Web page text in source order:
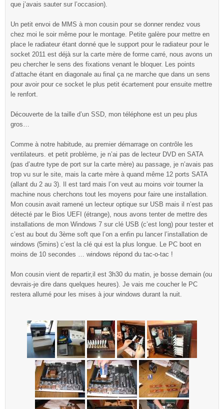
que j’avais sauter sur l’occasion).
Un petit envoi de MMS à mon cousin pour se donner rendez vous
chez moi le soir même pour le montage. Petite galère pour mettre en
place le radiateur étant donné que le support pour le radiateur pour le
socket 2011 est déjà sur la carte mère de forme carré, nous avons un
peu chercher le sens des fixations venant le bloquer. Les points
d’attache étant en diagonale au final ça ne marche que dans un sens
pour avoir pour ce socket le plus petit écartement pour ensuite mettre
le renfort.
Découverte de la taille d’un SSD, mon téléphone est un peu plus
gros…
Comme à notre habitude, au premier démarrage on contrôle les
ventilateurs. et petit problème, je n’ai pas de lecteur DVD en SATA
(pas d’autre type de port sur la carte mère) au passage, je n’avais pas
trop vu sur le site, mais la carte mère à quand même 12 ports SATA
(allant du 2 au 3). Il est tard mais l’on veut au moins voir tourner la
machine nous cherchons tout les moyens pour faire une installation.
Mon cousin avait ramené un lecteur optique sur USB mais il n’est pas
détecté par le Bios UEFI (étrange), nous avons tenter de mettre des
installations de mon Windows 7 sur clé USB (c’est long) pour tester et
c’est au bout du 3ème soft que l’on a enfin pu lancer l’installation de
windows (5mins) c’est la clé qui est la plus longue. Le PC boot en
moins de 10 secondes … windows répond du tac-o-tac !
Mon cousin vient de repartir,il est 3h30 du matin, je bosse demain (ou
devrais-je dire dans quelques heures). Je vais me coucher le PC
restera allumé pour les mises à jour windows durant la nuit.